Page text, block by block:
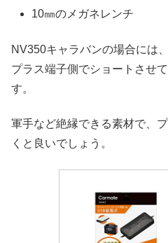
10㎜のメガネレンチ
NV350キャラバンの場合には
プラス端子側でショートさせ
す。
軍手など絶縁できる素材で、
くと良いでしょう。